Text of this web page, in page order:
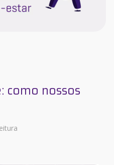
como nossos